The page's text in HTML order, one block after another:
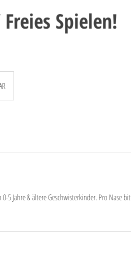
Spielen!
Jahre & ältere Geschwisterkinder. Pro Nase